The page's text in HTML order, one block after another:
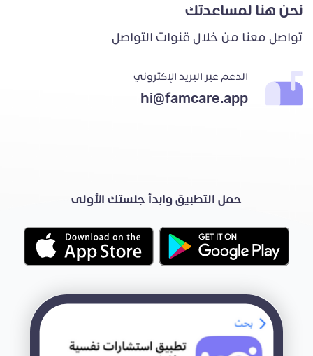
نحن هنا لمساعدتك
تواصل معنا من خلال قنوات التواصل
الدعم عبر البريد الإكتروني
hi@famcare.app
حمل التطبيق وابدأ جلستك الأولى